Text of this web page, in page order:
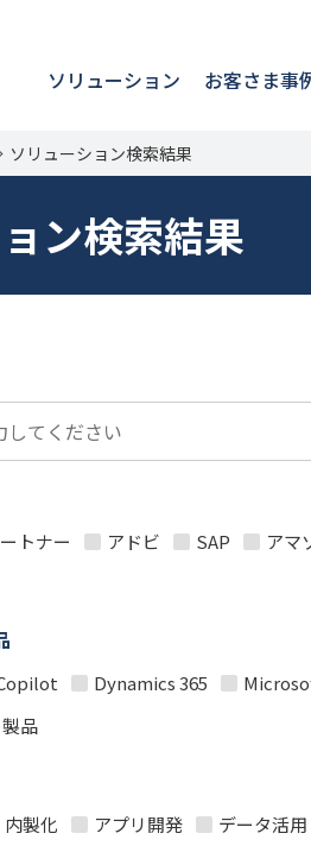
ソリューション お客さま事
ソリューション検索結果
ン検索結果
トナー アドビ SAP アマ
Dynamics 365
品
内製化 アプリ開発 データ活用